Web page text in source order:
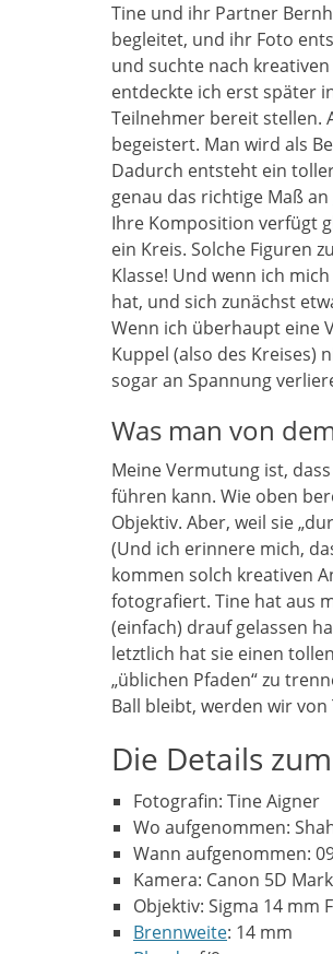
Tine und ihr Partner
begleitet, und ihr Foto
und suchte nach
entdeckte ich erst später
Teilnehmer bereit stellen.
begeistert. Man wird als
Dadurch entsteht ein
genau das richtige Maß an
Ihre Komposition verfügt
ein Kreis. Solche Figuren
Klasse! Und wenn ich
hat, und sich zunächst
Wenn ich überhaupt eine
Kuppel (also des Kreises)
sogar an Spannung
Was man von
Meine Vermutung ist,
führen kann. Wie oben
Objektiv. Aber, weil sie
(Und ich erinnere mich,
kommen solch kreativen
fotografiert. Tine hat aus
(einfach) drauf gelassen
letztlich hat sie einen
„üblichen Pfaden“ zu
Ball bleibt, werden wir
Die Details
Fotografin: Tine Aigner
Wo aufgenommen:
Wann aufgenommen:
Kamera: Canon 5D
Objektiv: Sigma 14 mm
Brennweite: 14 mm